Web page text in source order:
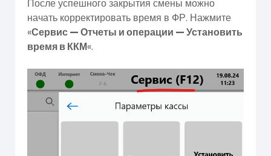
После успешного закрытия смены можно
начать корректировать время в ФР. Нажмите
«Сервис — Отчеты и операции — Установить
время в ККМ«.